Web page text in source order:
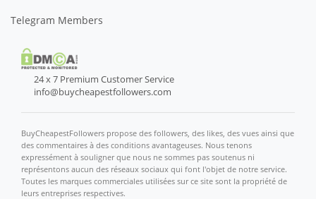
Telegram Members
24 x 7 Premium Customer Service
info@buycheapestfollowers.com
BuyCheapestFollowers propose des followers, des likes, des vues ainsi que
des commentaires à des conditions avantageuses. Nous tenons
expressément à souligner que nous ne sommes pas soutenus ni
représentons aucun des réseaux sociaux qui font l'objet de notre service.
Toutes les marques commerciales utilisées sur ce site sont la propriété de
leurs entreprises respectives.